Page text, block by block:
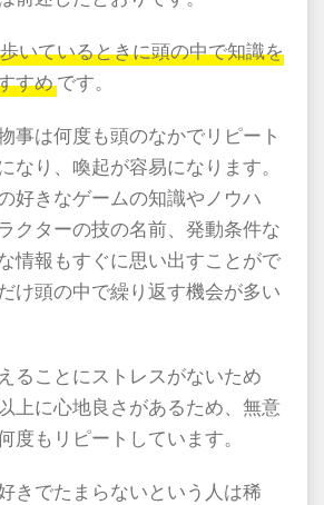
歩いているときに頭の中で知識を
すめ です。
事は何度も頭のなかでリピート
なり、喚起が容易になります。
好きなゲームの知識やノウハ
クターの技の名前、発動条件な
情報もすぐに思い出すことがで
け頭の中で繰り返す機会が多い
ることにストレスがないため
上に心地良さがあるため、無意
度もリピートしています。
きでたまらないという人は稀